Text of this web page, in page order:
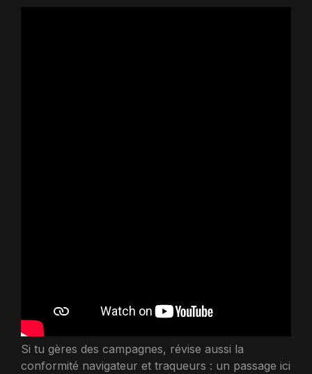
Si tu gères des campagnes, révise aussi la
conformité navigateur et traqueurs : un passage ici